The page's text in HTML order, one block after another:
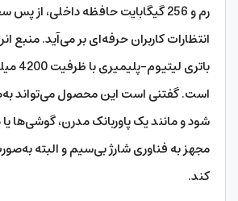
رم و 256 گیگابایت حافظه داخلی، از
انتظارات کاربران حرفه‌ای بر می‌آید. منبع
باتری
است. گفتنی است این محصول می‌تواند
شود و مانند یک پاوربانک مدرن، گوشی‌ها
مجهز به فناوری شارژ بی‌سیم و البته
کند.